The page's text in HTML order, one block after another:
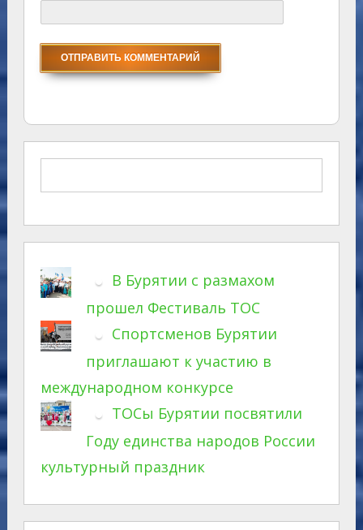
В Бурятии с размахом
прошел Фестиваль ТОС
Спортсменов Бурятии
приглашают к участию в
международном конкурсе
ТОСы Бурятии посвятили
Году единства народов России
культурный праздник